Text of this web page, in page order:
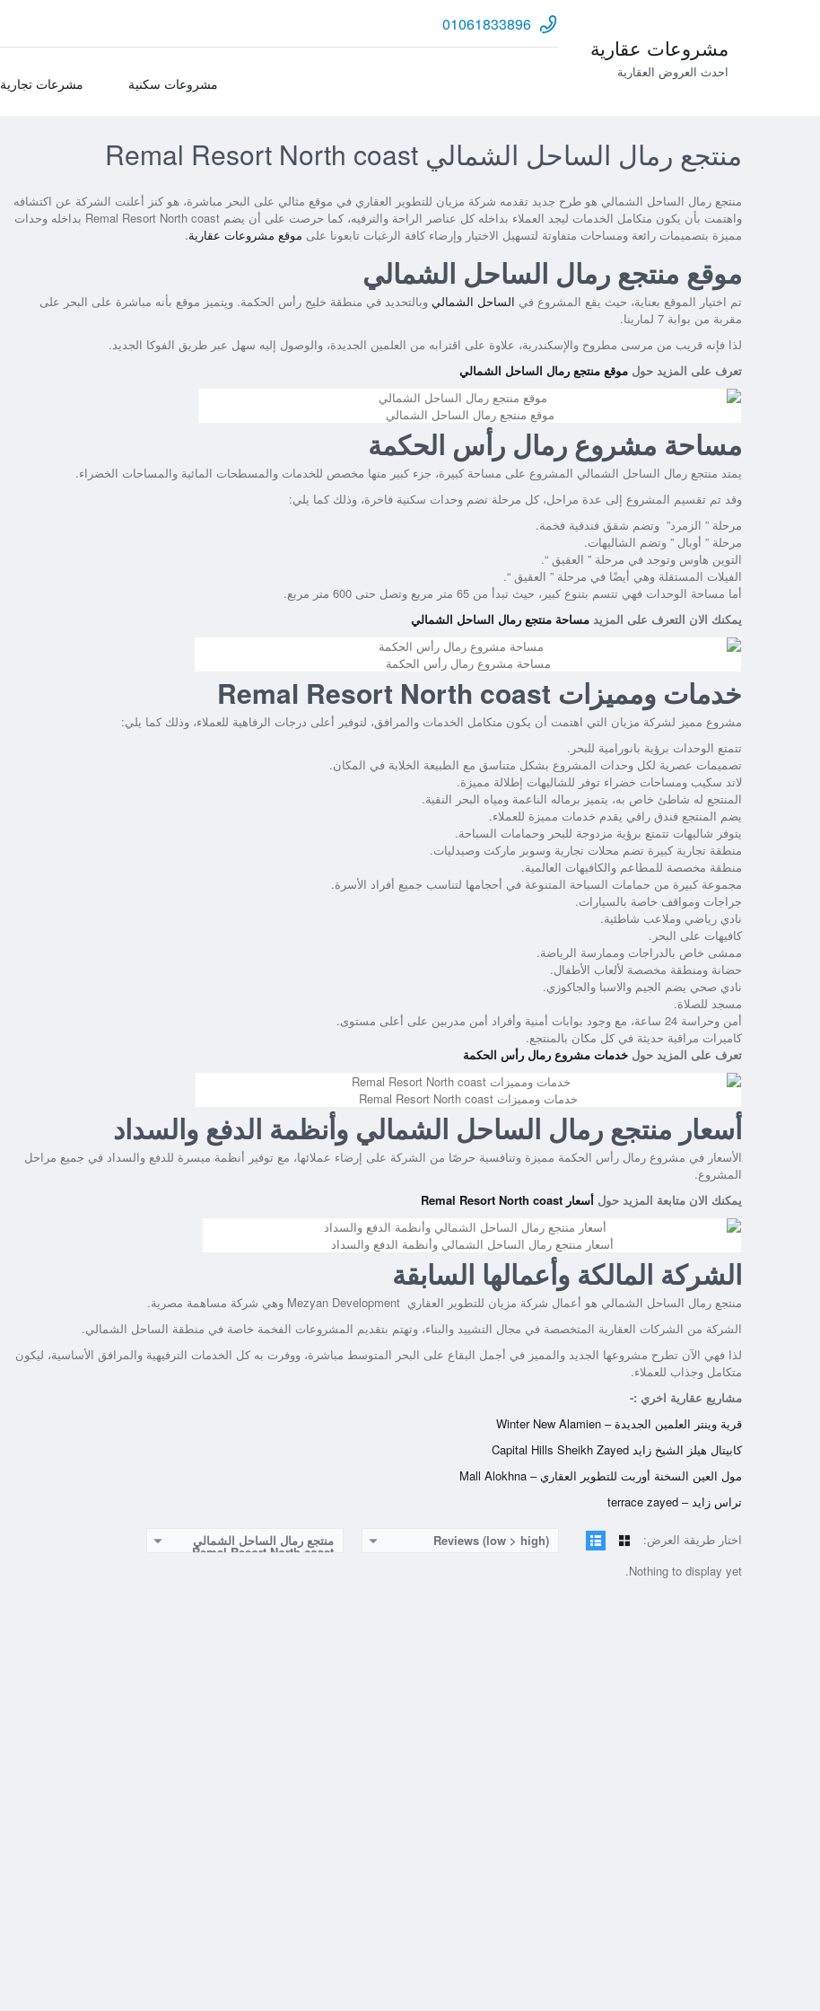
مشروعات عقارية
احدث العروض العقارية
01061833896
مشروعات سكنية مشرعات تجارية
منتجع رمال الساحل الشمالي Remal Resort North coast
منتجع رمال الساحل الشمالي هو طرح جديد تقدمه شركة مزيان للتطوير العقاري في موقع مثالي على البحر مباشرة، هو كنز أعلنت الشركة عن اكتشافه
واهتمت بأن يكون متكامل الخدمات ليجد العملاء بداخله كل عناصر الراحة والترفيه، كما حرصت على أن يضم Remal Resort North coast بداخله وحدات
مميزة بتصميمات رائعة ومساحات متفاوتة لتسهيل الاختيار وإرضاء كافة الرغبات تابعونا على موقع مشروعات عقارية.
موقع منتجع رمال الساحل الشمالي
تم اختيار الموقع بعناية، حيث يقع المشروع في الساحل الشمالي وبالتحديد في منطقة خليج رأس الحكمة. ويتميز موقع بأنه مباشرة على البحر على
مقربة من بوابة 7 لمارينا.
لذا فإنه قريب من مرسى مطروح والإسكندرية، علاوة على اقترابه من العلمين الجديدة، والوصول إليه سهل عبر طريق الفوكا الجديد.
تعرف على المزيد حول موقع منتجع رمال الساحل الشمالي
موقع منتجع رمال الساحل الشمالي
مساحة مشروع رمال رأس الحكمة
يمتد منتجع رمال الساحل الشمالي المشروع على مساحة كبيرة، جزء كبير منها مخصص للخدمات والمسطحات المائية والمساحات الخضراء.
وقد تم تقسيم المشروع إلى عدة مراحل، كل مرحلة تضم وحدات سكنية فاخرة، وذلك كما يلي:
مرحلة ” الزمرد” وتضم شقق فندقية فخمة.
مرحلة ” أوبال ” وتضم الشاليهات.
التوين هاوس وتوجد في مرحلة ” العقيق “.
الفيلات المستقلة وهي أيضًا في مرحلة ” العقيق “.
أما مساحة الوحدات فهي تتسم بتنوع كبير، حيث تبدأ من 65 متر مربع وتصل حتى 600 متر مربع.
يمكنك الان التعرف على المزيد مساحة منتجع رمال الساحل الشمالي
مساحة مشروع رمال رأس الحكمة
خدمات ومميزات Remal Resort North coast
مشروع مميز لشركة مزيان التي اهتمت أن يكون متكامل الخدمات والمرافق، لتوفير أعلى درجات الرفاهية للعملاء، وذلك كما يلي:
تتمتع الوحدات برؤية بانورامية للبحر.
تصميمات عصرية لكل وحدات المشروع بشكل متناسق مع الطبيعة الخلابة في المكان.
لاند سكيب ومساحات خضراء توفر للشاليهات إطلالة مميزة.
المنتجع له شاطئ خاص به، يتميز برماله الناعمة ومياه البحر النقية.
يضم المنتجع فندق راقي يقدم خدمات مميزة للعملاء.
يتوفر شاليهات تتمتع برؤية مزدوجة للبحر وحمامات السباحة.
منطقة تجارية كبيرة تضم محلات تجارية وسوبر ماركت وصيدليات.
منطقة مخصصة للمطاعم والكافيهات العالمية.
مجموعة كبيرة من حمامات السباحة المتنوعة في أحجامها لتناسب جميع أفراد الأسرة.
جراجات ومواقف خاصة بالسيارات.
نادي رياضي وملاعب شاطئية.
كافيهات على البحر.
ممشى خاص بالدراجات وممارسة الرياضة.
حضانة ومنطقة مخصصة لألعاب الأطفال.
نادي صحي يضم الجيم والاسبا والجاكوزي.
مسجد للصلاة.
أمن وحراسة 24 ساعة، مع وجود بوابات أمنية وأفراد أمن مدربين على أعلى مستوى.
كاميرات مراقبة حديثة في كل مكان بالمنتجع.
تعرف على المزيد حول خدمات مشروع رمال رأس الحكمة
خدمات ومميزات Remal Resort North coast
أسعار منتجع رمال الساحل الشمالي وأنظمة الدفع والسداد
الأسعار في مشروع رمال رأس الحكمة مميزة وتنافسية حرصًا من الشركة على إرضاء عملائها، مع توفير أنظمة ميسرة للدفع والسداد في جميع مراحل
المشروع.
يمكنك الان متابعة المزيد حول أسعار Remal Resort North coast
أسعار منتجع رمال الساحل الشمالي وأنظمة الدفع والسداد
الشركة المالكة وأعمالها السابقة
منتجع رمال الساحل الشمالي هو أعمال شركة مزيان للتطوير العقاري Mezyan Development وهي شركة مساهمة مصرية.
الشركة من الشركات العقارية المتخصصة في مجال التشييد والبناء، وتهتم بتقديم المشروعات الفخمة خاصة في منطقة الساحل الشمالي.
لذا فهي الآن تطرح مشروعها الجديد والمميز في أجمل البقاع على البحر المتوسط مباشرة، ووفرت به كل الخدمات الترفيهية والمرافق الأساسية، ليكون
متكامل وجذاب للعملاء.
مشاريع عقارية اخري :-
قرية وينتر العلمين الجديدة – Winter New Alamien
كابيتال هيلز الشيخ زايد Capital Hills Sheikh Zayed
مول العين السخنة أوربت للتطوير العقاري – Mall Alokhna
تراس زايد – terrace zayed
اختار طريقة العرض: Reviews (low > high) منتجع رمال الساحل الشمالي
Remal Resort North coast
Nothing to display yet.